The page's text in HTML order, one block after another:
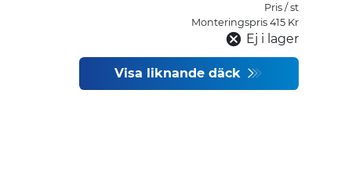
Pris / st
Monteringspris 415 Kr
Ej i lager
Visa liknande däck